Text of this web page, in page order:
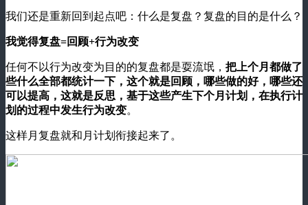
我们还是重新回到起点吧：什么是复盘？复盘的目的是什么？
我觉得复盘=回顾+行为改变
任何不以行为改变为目的的复盘都是耍流氓， 把上个月都做了
些什么全部都统计一下，这个就是回顾，哪些做的好，哪些还
可以提高，这就是反思，基于这些产生下个月计划，在执行计
划的过程中发生行为改变。
这样月复盘就和月计划衔接起来了。